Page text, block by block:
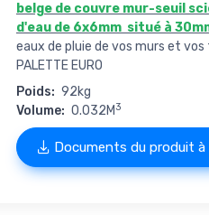
belge de couvre mur-seuil
d'eau de 6x6mm situé à
eaux de pluie de vos murs et
PALETTE EURO
Poids: 92kg
Volume: 0.032M3
Documents du produit à